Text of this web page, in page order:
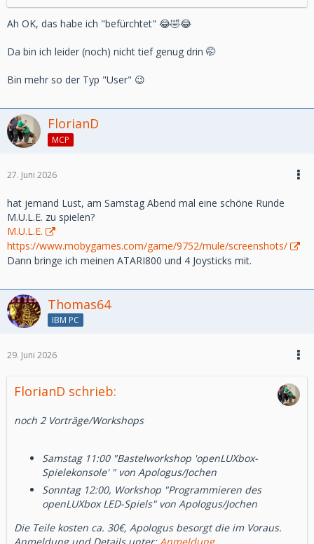
Ah OK, das habe ich "befürchtet" 😂🤣😂
Da bin ich leider (noch) nicht tief genug drin 🤭
Bin mehr so der Typ "User" 😉
FlorianD
MCP
27. Juni 2026
hat jemand Lust, am Samstag Abend mal eine schöne Runde
M.U.L.E. zu spielen?
M.U.L.E.
https://www.mobygames.com/game/9752/mule/screenshots/
Dann bringe ich meinen ATARI800 und 4 Joysticks mit.
Thomas64
IBM PC
29. Juni 2026
FlorianD schrieb:
noch 2 Vorträge/Workshops
Samstag 11:00 "Bastelworkshop 'openLUXbox-
Spielekonsole' " von Apologus/Jochen
Sonntag 12:00, Workshop "Programmieren des
openLUXbox LED-Spiels" von Apologus/Jochen
Die Teile kosten ca. 30€, Apologus besorgt die im Voraus.